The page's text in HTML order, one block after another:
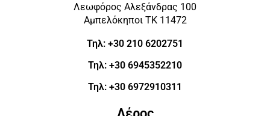
Λεωφόρος Αλεξάνδρας 100
Αμπελόκηποι ΤΚ 11472
Τηλ: +30 210 6202751
Τηλ: +30 6945352210
Τηλ: +30 6972910311